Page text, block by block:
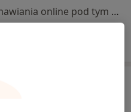
Specjalista nie oferuje umawiania online pod tym adresem.